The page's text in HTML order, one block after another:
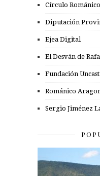
Círculo Románico
Diputación
Ejea Digital
El Desván de
Fundación
Románico
Sergio Jiménez